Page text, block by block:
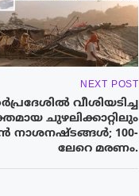
NEXT POST
വീശിയടിച്ച
ചുഴലിക്കാറ്റിലും
നാശനഷ്ടങ്ങൾ; 100-
ലേറെ മരണം.